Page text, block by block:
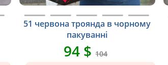
51 червона троянда в чорному
пакуванні
94 $104